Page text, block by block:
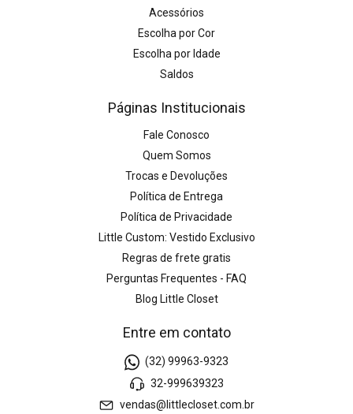
Acessórios
Escolha por Cor
Escolha por Idade
Saldos
Páginas Institucionais
Fale Conosco
Quem Somos
Trocas e Devoluções
Política de Entrega
Política de Privacidade
Little Custom: Vestido Exclusivo
Regras de frete gratis
Perguntas Frequentes - FAQ
Blog Little Closet
Entre em contato
(32) 99963-9323
32-999639323
vendas@littlecloset.com.br